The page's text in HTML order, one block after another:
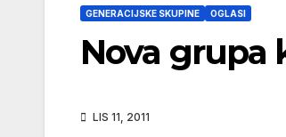
GENERACIJSKE SKUPINE OGLASI
Nova grupa
LIS 11, 2011